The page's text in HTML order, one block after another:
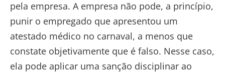
pela empresa. A empresa não pode, a princípio,
punir o empregado que apresentou um
atestado médico no carnaval, a menos que
constate objetivamente que é falso. Nesse caso,
ela pode aplicar uma sanção disciplinar ao